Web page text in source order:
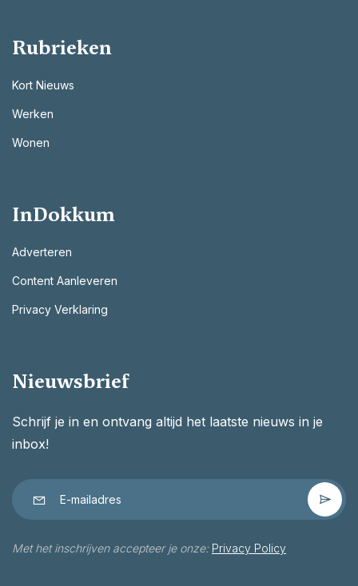
Rubrieken
Kort Nieuws
Werken
Wonen
InDokkum
Adverteren
Content Aanleveren
Privacy Verklaring
Nieuwsbrief
Schrijf je in en ontvang altijd het laatste nieuws in je
inbox!
Met het inschrijven accepteer je onze: Privacy Policy